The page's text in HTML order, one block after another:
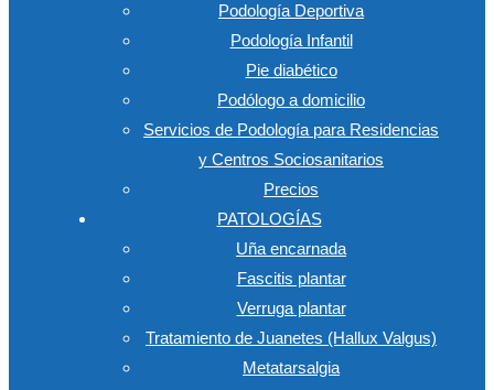
Podología Deportiva
Podología Infantil
Pie diabético
Podólogo a domicilio
Servicios de Podología para Residencias
y Centros Sociosanitarios
Precios
PATOLOGÍAS
Uña encarnada
Fascitis plantar
Verruga plantar
Tratamiento de Juanetes (Hallux Valgus)
Metatarsalgia